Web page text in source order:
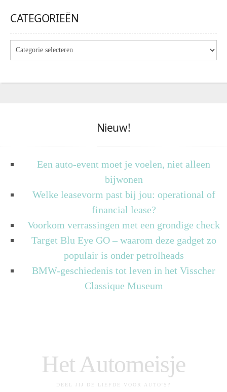
CATEGORIEËN
Nieuw!
Een auto-event moet je voelen, niet alleen
bijwonen
Welke leasevorm past bij jou: operational of
financial lease?
Voorkom verrassingen met een grondige check
Target Blu Eye GO – waarom deze gadget zo
populair is onder petrolheads
BMW-geschiedenis tot leven in het Visscher
Classique Museum
Het Automeisje
DEEL JIJ DE LIEFDE VOOR AUTO'S?